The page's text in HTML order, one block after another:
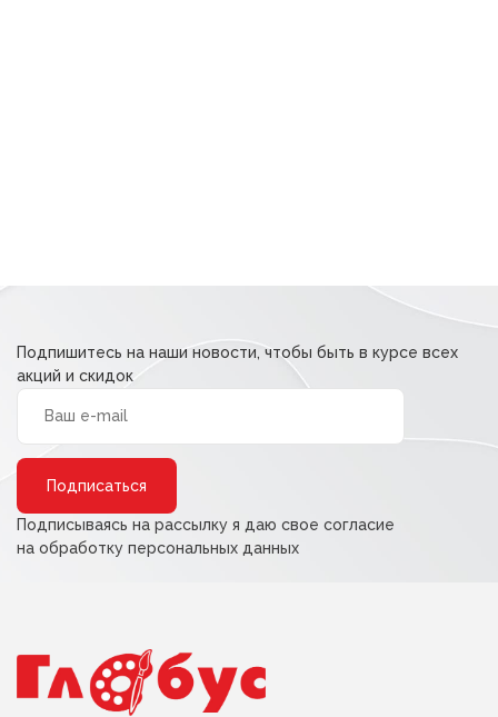
Подпишитесь на наши новости, чтобы быть в курсе всех
акций и скидок
Подписываясь на рассылку я даю свое согласие
на обработку персональных данных